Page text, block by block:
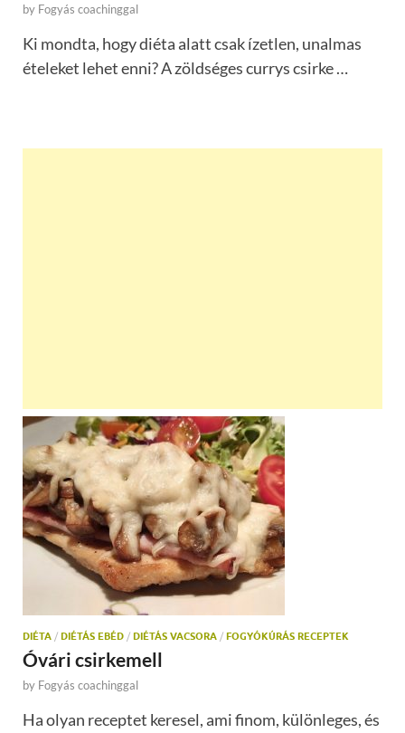
by Fogyás coachinggal
Ki mondta, hogy diéta alatt csak ízetlen, unalmas
ételeket lehet enni? A zöldséges currys csirke …
DIÉTA / DIÉTÁS EBÉD / DIÉTÁS VACSORA / FOGYÓKÚRÁS RECEPTEK
Óvári csirkemell
by Fogyás coachinggal
Ha olyan receptet keresel, ami finom, különleges, és